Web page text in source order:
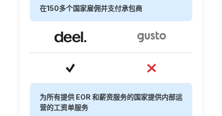
在150多个国家雇佣并支付承包商
为所有提供 EOR 和薪资服务的国家提供内部运
营的工资单服务